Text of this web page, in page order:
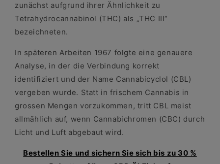
zunächst aufgrund ihrer Ähnlichkeit zu
Tetrahydrocannabinol (THC) als „THC III“
bezeichneten.
In späteren Arbeiten 1967 folgte eine genauere
Analyse, in der die Verbindung korrekt
identifiziert und der Name Cannabicyclol (CBL)
vergeben wurde. Statt in frischem Cannabis in
grossen Mengen vorzukommen, tritt CBL meist
allmählich auf, wenn Cannabichromen (CBC) durch
Licht und Luft abgebaut wird.
Bestellen Sie und sichern Sie sich bis zu 30 %